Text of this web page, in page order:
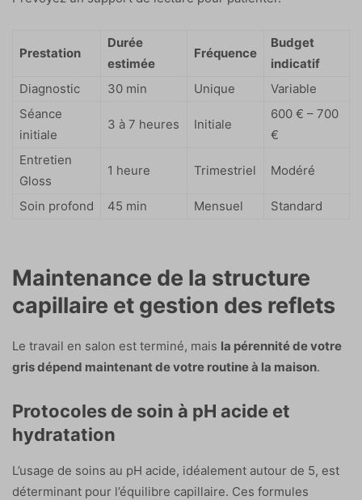
Prestation
Durée
estimée
Fréquence
Budget
indicatif
Diagnostic
30 min Unique
Variable
Séance
initiale
3 à 7 heures Initiale
600 € – 700
€
Entretien
Gloss
1 heure Trimestriel Modéré
Soin profond 45 min Mensuel Standard
Maintenance de la structure
capillaire et gestion des reflets
Le travail en salon est terminé, mais la pérennité de votre
gris dépend maintenant de votre routine à la maison.
Protocoles de soin à pH acide et
hydratation
L’usage de soins au pH acide, idéalement autour de 5, est
déterminant pour l’équilibre capillaire. Ces formules